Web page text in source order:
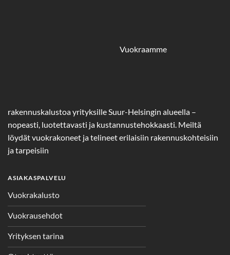
Vuokraamme
rakennuskalustoa yrityksille Suur-Helsingin alueella –
nopeasti, luotettavasti ja kustannustehokkaasti. Meiltä
löydät vuokrakoneet ja telineet erilaisiin rakennuskohteisiin
ja tarpeisiin
ASIAKASPALVELU
Vuokrakalusto
Vuokrausehdot
Yrityksen tarina